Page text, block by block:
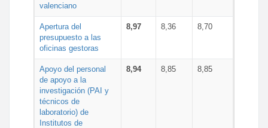
valenciano
Apertura del
presupuesto a las
oficinas gestoras
8,97 8,36 8,70
Apoyo del personal
de apoyo a la
investigación (PAI y
técnicos de
laboratorio) de
Institutos de
8,94 8,85 8,85